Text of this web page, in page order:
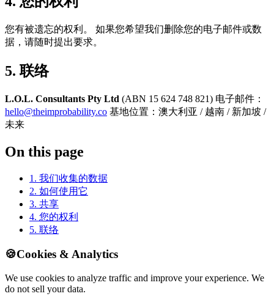
您有被遗忘的权利。 如果您希望我们删除您的电子邮件或数
据，请随时提出要求。
5. 联络
L.O.L. Consultants Pty Ltd (ABN 15 624 748 821) 电子邮件：
hello@theimprobability.co 基地位置：澳大利亚 / 越南 / 新加坡 /
未来
On this page
1. 我们收集的数据
2. 如何使用它
3. 共享
4. 您的权利
5. 联络
🍪Cookies & Analytics
We use cookies to analyze traffic and improve your experience. We
do not sell your data.